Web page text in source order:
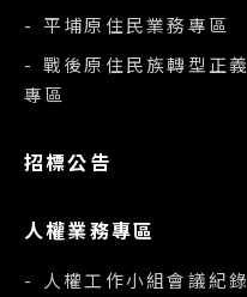
- 平埔原住民業務專區
- 戰後原住民族轉型正義
專區
招標公告
人權業務專區
- 人權工作小組會議紀錄